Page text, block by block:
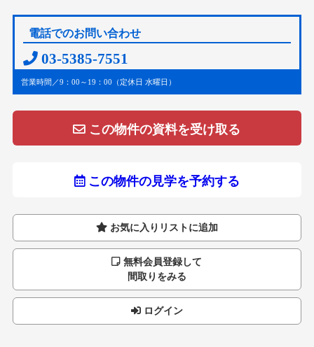
電話でのお問い合わせ
03-5385-7551
営業時間／9：00～19：00（定休日 水曜日）
この物件の資料を受け取る
この物件の見学を予約する
お気に入りリストに追加
無料会員登録して
間取りをみる
ログイン